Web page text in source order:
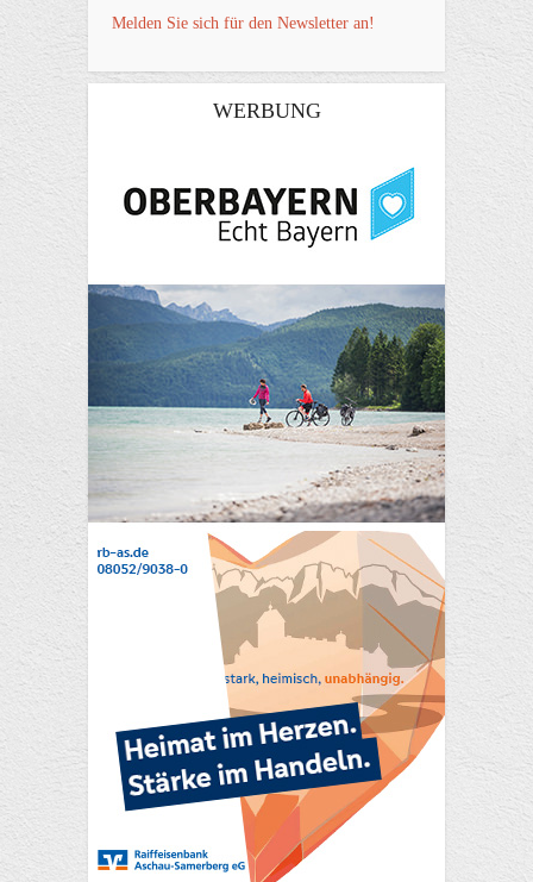
Melden Sie sich für den Newsletter an!
WERBUNG